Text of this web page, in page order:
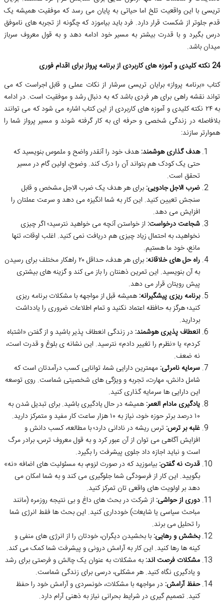
تریسی با این واقعیت تلخ اما حیاتی به پایان می رسد که موفقیت همیشه یک
قدم جلوتر از شکست قرار دارد. فرد باید بیاموزد که چگونه از تجربه های ناموفق
درس بگیرد و با قدرت بیشتر به مسیر خود ادامه دهد و به قول معروف سرباز
میدان باشد.
24 نکته کلیدی و آموزه های کاربردی از برنامه پرواز برای اقدام فوری
کتاب «برنامه پرواز» برایان تریسی سرشار از نکات عملی و قابل اجراست که می
تواند نقشه راهی برای هر فردی باشد که به دنبال رشد و موفقیت است. در ادامه
به ۲۴ نکته کلیدی و آموزه های کاربردی از این کتاب اشاره می شود که می توانند
بلافاصله در زندگی شخصی و حرفه ای به کار گرفته شوند و مسیر پرواز شما را
هموارتر سازند:
هدف گذاری هوشمند: هدف خود را آنقدر واضح و ملموس بنویسید که
حتی یک کودک هم بتواند آن را درک کند. وضوح، اولین گام در مسیر
تحقق است.
ضرب الاجل جادویی: برای هر هدف یک ضرب الاجل مشخص و قابل
سنجش تعیین کنید. این کار به شما انگیزه می دهد و سرعت عملتان را
افزایش می دهد.
شجاعت درخواست: از خواستن آنچه می خواهید نترسید؛ اگر چیزی
نخواهید، به احتمال زیاد چیزی هم دریافت نمی کنید. اغلب اوقات، تنها
مانع، خود ما هستیم.
راه حل های خلاقانه:
برای هر هدف، حداقل ۲۰ راهکار مختلف برای رسیدن
به آن بنویسید. این تمرین ذهنتان را باز می کند و گزینه های بیشتری
پیش رویتان قرار می دهد.
برنامه ریزی پیشگیرانه: همیشه قبل از مواجهه با مشکلات برنامه ریزی
کنید؛ هرگز به حافظه اعتماد نکنید و تمام اطلاعات ضروری را یادداشت
بردارید.
انعطاف پذیری هوشمند: در زندگی انعطاف پذیر باشید و از گفتن «اشتباه
کردم» یا «نظرم را تغییر دادم» نترسید. این نشانه ی بلوغ و قدرت است،
نه ضعف.
سرمایه نامرئی: مهمترین دارایی شما، توانایی کسب درآمدتان است که
شامل دانش، مهارت، تجربه و ویژگی های شخصیتی شماست. روی توسعه
این دارایی ها سرمایه گذاری کنید.
یادگیری مادام العمر: همیشه در حال یادگیری باشید. برای تبدیل شدن به
۱۰ درصد برتر حوزه خود، نیاز به ۱۰ هزار ساعت کار مفید و متمرکز دارید.
غلبه بر ترس: ترس ریشه در نادانی دارد؛ با مطالعه، کسب دانش و
افزایش آگاهی می توان از آن عبور کرد و به قول معروف ترس، برادر مرگ
است و نباید اجازه داد جلوی پیشرفت را بگیرد.
قدرت نه گفتن: بیاموزید که در صورت لزوم، به مسئولیت های اضافه «نه»
بگویید. این کار از فرسودگی شما جلوگیری می کند و به شما امکان می
دهد بر اولویت های واقعی تان تمرکز کنید.
دوری از حواشی: از شرکت در بحث های داغ و بی نتیجه روزمره (مانند
مباحث سیاسی یا شایعات) خودداری کنید. این بحث ها فقط انرژی شما
را تحلیل می برند.
بخشش و رهایی: با بخشیدن دیگران، خودتان را از انرژی های منفی و
کینه ها رها کنید. این کار به آرامش درونی و پیشرفت شما کمک می کند.
مشکلات فرصت اند: به مشکلات به عنوان یک چالش و فرصتی برای رشد
و یادگیری نگاه کنید. هر مشکلی، درسی برای زندگی شماست.
حفظ آرامش: در مواجهه با مشکلات، خونسردی و آرامش خود را حفظ
کنید. تصمیم گیری در شرایط بحرانی نیاز به ذهنی آرام دارد.